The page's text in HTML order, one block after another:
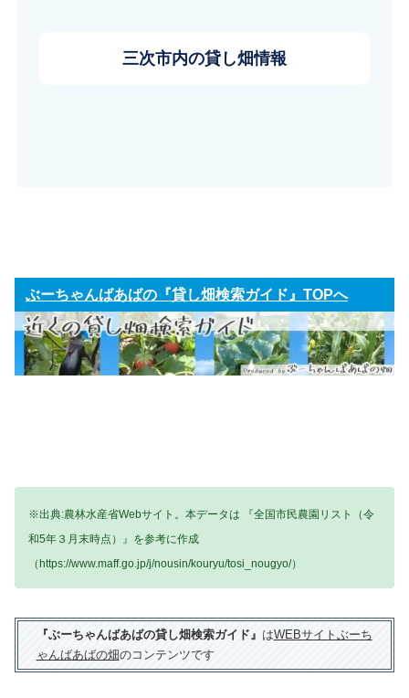
三次市内の貸し畑情報
ぶーちゃんばあばの『貸し畑検索ガイド』TOPへ
※出典:農林水産省Webサイト。本データは 『全国市民農園リスト（令
和5年３月末時点）』を参考に作成
（https://www.maff.go.jp/j/nousin/kouryu/tosi_nougyo/）
『ぶーちゃんばあばの貸し畑検索ガイド』 はWEBサイトぶーち
ゃんばあばの畑のコンテンツです